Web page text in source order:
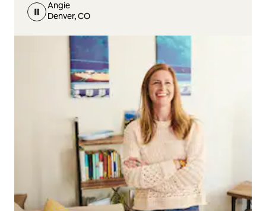
Angie
Denver, CO